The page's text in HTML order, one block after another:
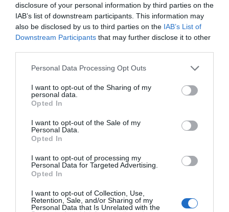
disclosure of your personal information by third parties on the
IAB’s list of downstream participants. This information may
also be disclosed by us to third parties on the IAB’s List of
Downstream Participants that may further disclose it to other
Personal Data Processing Opt Outs
I want to opt-out of the Sharing of my
personal data.
Opted In
I want to opt-out of the Sale of my
Personal Data.
Opted In
I want to opt-out of processing my
Personal Data for Targeted Advertising.
Opted In
I want to opt-out of Collection, Use,
Retention, Sale, and/or Sharing of my
Personal Data that Is Unrelated with the
Índex2P
Champions League
Imprimir
Publicidad
2Playbook Club2P